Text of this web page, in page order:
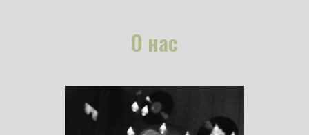
О нас